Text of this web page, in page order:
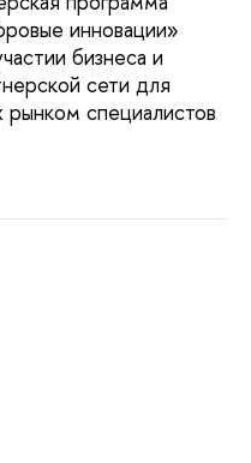
инновации»
бизнеса и
сети для
рынком специалистов